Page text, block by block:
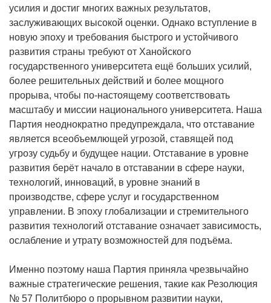
усилия и достиг многих важных результатов,
заслуживающих высокой оценки. Однако вступление в
новую эпоху и требования быстрого и устойчивого
развития страны требуют от Ханойского
государственного университета ещё больших усилий,
более решительных действий и более мощного
прорыва, чтобы по-настоящему соответствовать
масштабу и миссии национального университета. Наша
Партия неоднократно предупреждала, что отставание
является всеобъемлющей угрозой, ставящей под
угрозу судьбу и будущее нации. Отставание в уровне
развития берёт начало в отставании в сфере науки,
технологий, инноваций, в уровне знаний в
производстве, сфере услуг и государственном
управлении. В эпоху глобализации и стремительного
развития технологий отставание означает зависимость,
ослабление и утрату возможностей для подъёма.
Именно поэтому наша Партия приняла чрезвычайно
важные стратегические решения, такие как Резолюция
№ 57 Политбюро о прорывном развитии науки,